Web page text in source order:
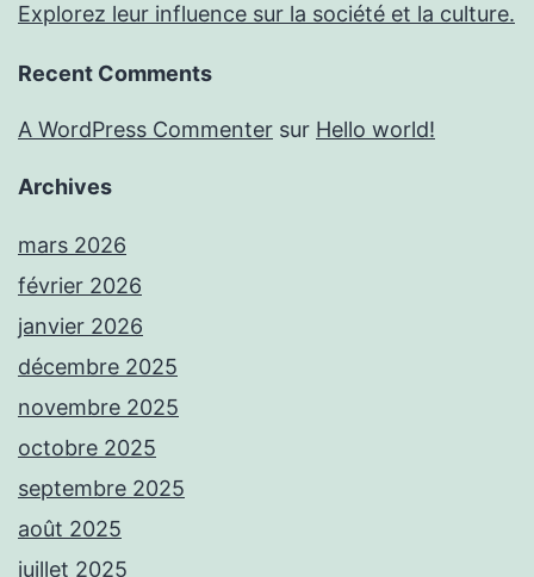
Explorez leur influence sur la société et la culture.
Recent Comments
A WordPress Commenter sur Hello world!
Archives
mars 2026
février 2026
janvier 2026
décembre 2025
novembre 2025
octobre 2025
septembre 2025
août 2025
juillet 2025